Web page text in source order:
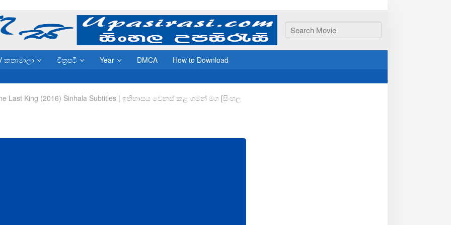
කතාමාලා චිත්‍රපටි Year DMCA How to Download
Last King (2016) Sinhala Subtitles | ඉතිහාසය වෙනස් කළ ගමන් මග [සිංහල